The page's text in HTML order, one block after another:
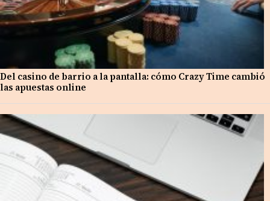
Del casino de barrio a la pantalla: cómo Crazy Time cambió
las apuestas online